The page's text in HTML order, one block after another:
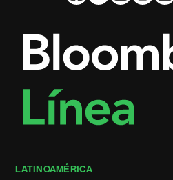
LATINOAMÉRICA